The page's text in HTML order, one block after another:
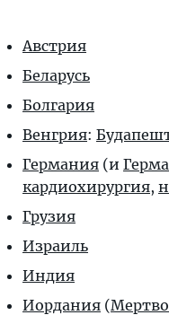
Австрия
Беларусь
Болгария
Венгрия:
Германия (и
кардиохирургия,
Грузия
Израиль
Индия
Иордания (